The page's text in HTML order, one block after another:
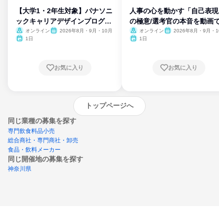
【大学1・2年生対象】パナソニ
ックキャリアデザインプログラ
ム
オンライン
2026年8月・9月・10月
1日
お気に入り
人事の心を動かす「自己表
の極意/選考官の本音を動画
開
オンライン
2026年8月・9月・
1日
お気に入り
トップページへ
同じ業種の募集を探す
専門飲食料品小売
総合商社・専門商社・卸売
食品・飲料メーカー
同じ開催地の募集を探す
神奈川県